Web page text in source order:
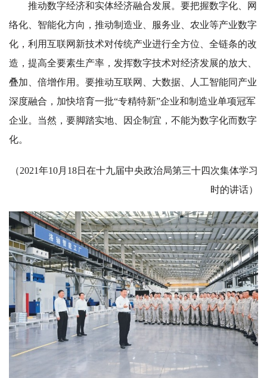
推动数字经济和实体经济融合发展。要把握数字化、网
络化、智能化方向，推动制造业、服务业、农业等产业数字
化，利用互联网新技术对传统产业进行全方位、全链条的改
造，提高全要素生产率，发挥数字技术对经济发展的放大、
叠加、倍增作用。要推动互联网、大数据、人工智能同产业
深度融合，加快培育一批“专精特新”企业和制造业单项冠军
企业。当然，要脚踏实地、因企制宜，不能为数字化而数字
化。
（2021年10月18日在十九届中央政治局第三十四次集体学习
时的讲话）